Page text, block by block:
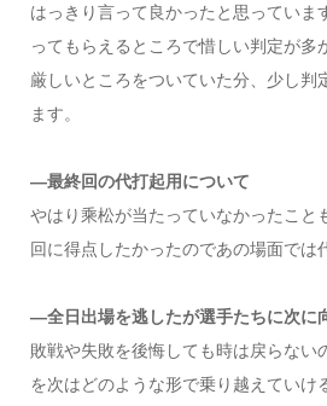
はっきり言って良かったと思っていま
ってもらえるところで惜しい判定が多
厳しいところをついていた分、少し判
ます。
―最終回の代打起用について
やはり乘松が当たっていなかったこと
回に得点したかったのであの場面では
―全日出場を逃したが選手たちに次に
敗戦や失敗を後悔しても時は戻らない
を次はどのような形で乗り越えていけ